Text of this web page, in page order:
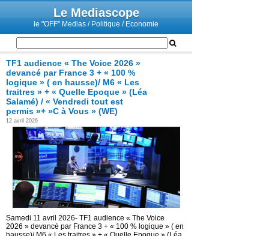
Le Mediascope
le "OFF" Medias / Politique / Economie
TF1 audience « The Voice 2026 »
devancé par France 3 + « 100 %
logique » ( en hausse)/ M6 « Les
traitres » + « Quelle Epoque » (Léa
Salamé) / « Vendredi tout est
permis »+ »C à Vous » (WE)
12 avril 2026
Samedi 11 avril 2026- TF1 audience « The Voice
2026 » devancé par France 3 + « 100 % logique » ( en